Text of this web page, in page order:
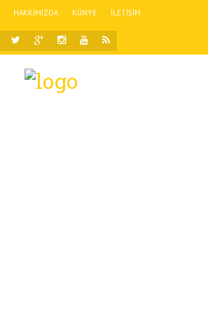
HAKKIMIZDA KÜNYE İLETIŞIM